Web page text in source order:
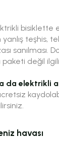
bisiklette
teşhis,
sanılması.
değil
da elektrikli
havası